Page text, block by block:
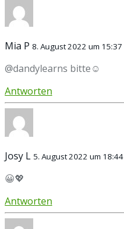
Mia P 8. August 2022 um 15:37
@dandylearns bitte☺️
Antworten
Josy L 5. August 2022 um 18:44
😀💖
Antworten